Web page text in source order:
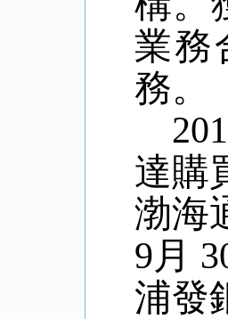
業務
務。
達購
渤海
9月
浦發